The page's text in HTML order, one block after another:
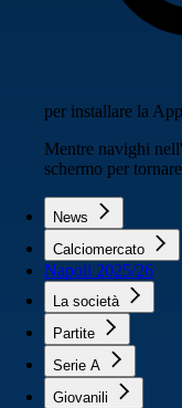
per installare la
Mentre navighi
schermo per
News
Calciomercato
Napoli 2025/26
La società
Partite
Serie A
Giovanili